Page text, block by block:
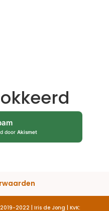
door Akismet
2022 | Iris de Jong | KvK: